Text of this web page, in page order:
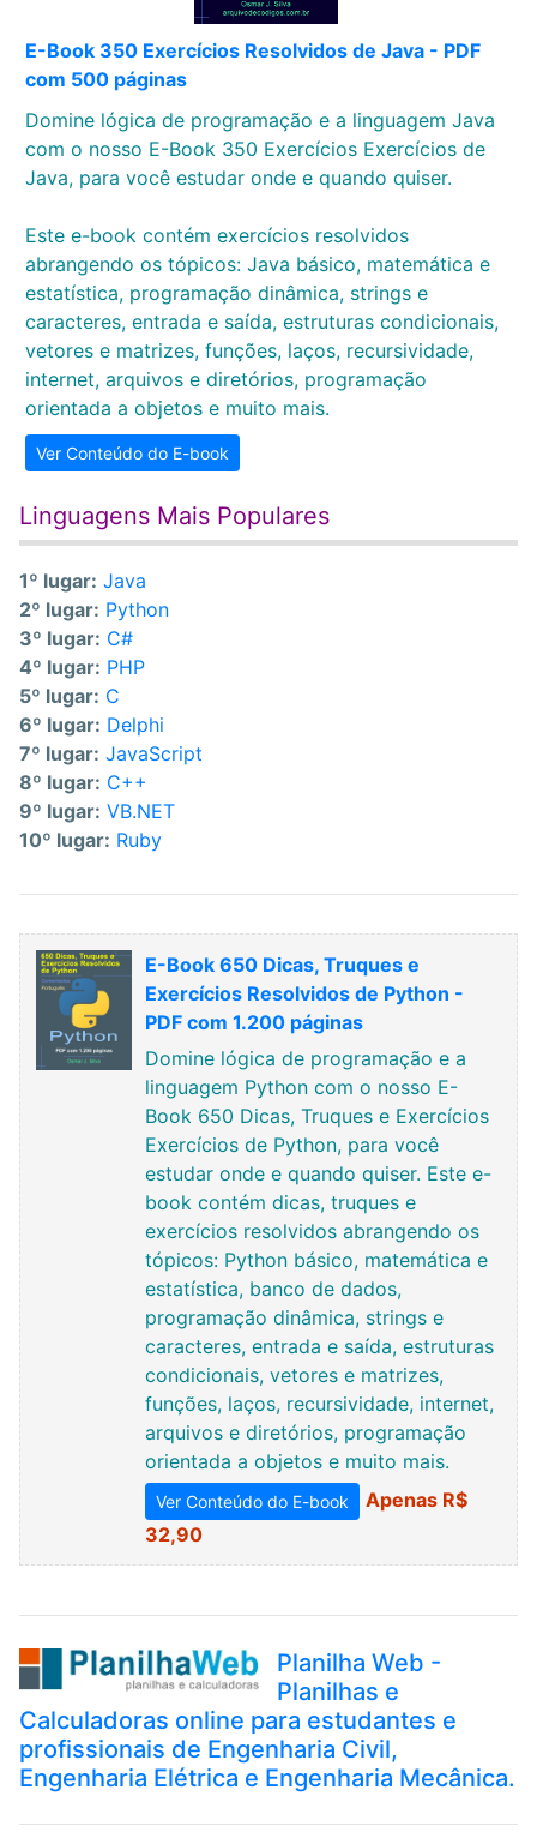
E-Book 350 Exercícios Resolvidos de Java - PDF
com 500 páginas
Domine lógica de programação e a linguagem Java
com o nosso E-Book 350 Exercícios Exercícios de
Java, para você estudar onde e quando quiser.
Este e-book contém exercícios resolvidos
abrangendo os tópicos: Java básico, matemática e
estatística, programação dinâmica, strings e
caracteres, entrada e saída, estruturas condicionais,
vetores e matrizes, funções, laços, recursividade,
internet, arquivos e diretórios, programação
orientada a objetos e muito mais.
Ver Conteúdo do E-book
Linguagens Mais Populares
1º lugar: Java
2º lugar: Python
3º lugar: C#
4º lugar: PHP
5º lugar: C
6º lugar: Delphi
7º lugar: JavaScript
8º lugar: C++
9º lugar: VB.NET
10º lugar: Ruby
E-Book 650 Dicas, Truques e
Exercícios Resolvidos de Python -
PDF com 1.200 páginas
Domine lógica de programação e a
linguagem Python com o nosso E-
Book 650 Dicas, Truques e Exercícios
Exercícios de Python, para você
estudar onde e quando quiser. Este e-
book contém dicas, truques e
exercícios resolvidos abrangendo os
tópicos: Python básico, matemática e
estatística, banco de dados,
programação dinâmica, strings e
caracteres, entrada e saída, estruturas
condicionais, vetores e matrizes,
funções, laços, recursividade, internet,
arquivos e diretórios, programação
orientada a objetos e muito mais.
Ver Conteúdo do E-book
Apenas R$
32,90
Planilha Web -
Planilhas e
Calculadoras online para estudantes e
profissionais de Engenharia Civil,
Engenharia Elétrica e Engenharia Mecânica.